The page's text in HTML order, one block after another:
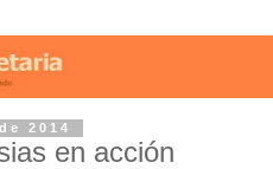
2014
en acción